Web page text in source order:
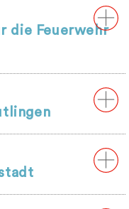
die Feuerwehr